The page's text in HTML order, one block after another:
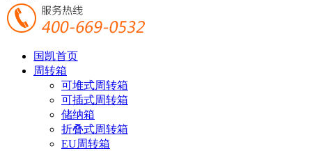
国凯首页
周转箱
可堆式周转箱
可插式周转箱
储纳箱
折叠式周转箱
EU周转箱